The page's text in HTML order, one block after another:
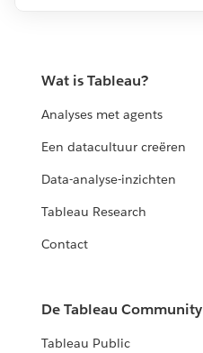
Wat is Tableau?
Analyses met agents
Een datacultuur creëren
Data-analyse-inzichten
Tableau Research
Contact
De Tableau Community
Tableau Public